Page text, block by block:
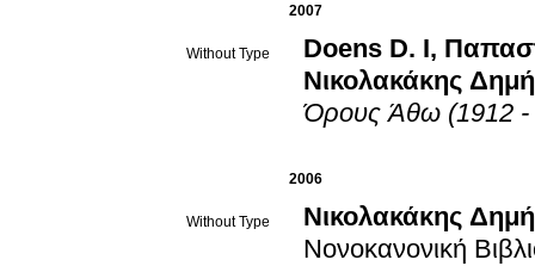
2007
Without Type Doens D. I,
Νικολακάκης
Όρους Άθω (1912 -
2006
Without Type
Νικολακάκης
Νονοκανονική